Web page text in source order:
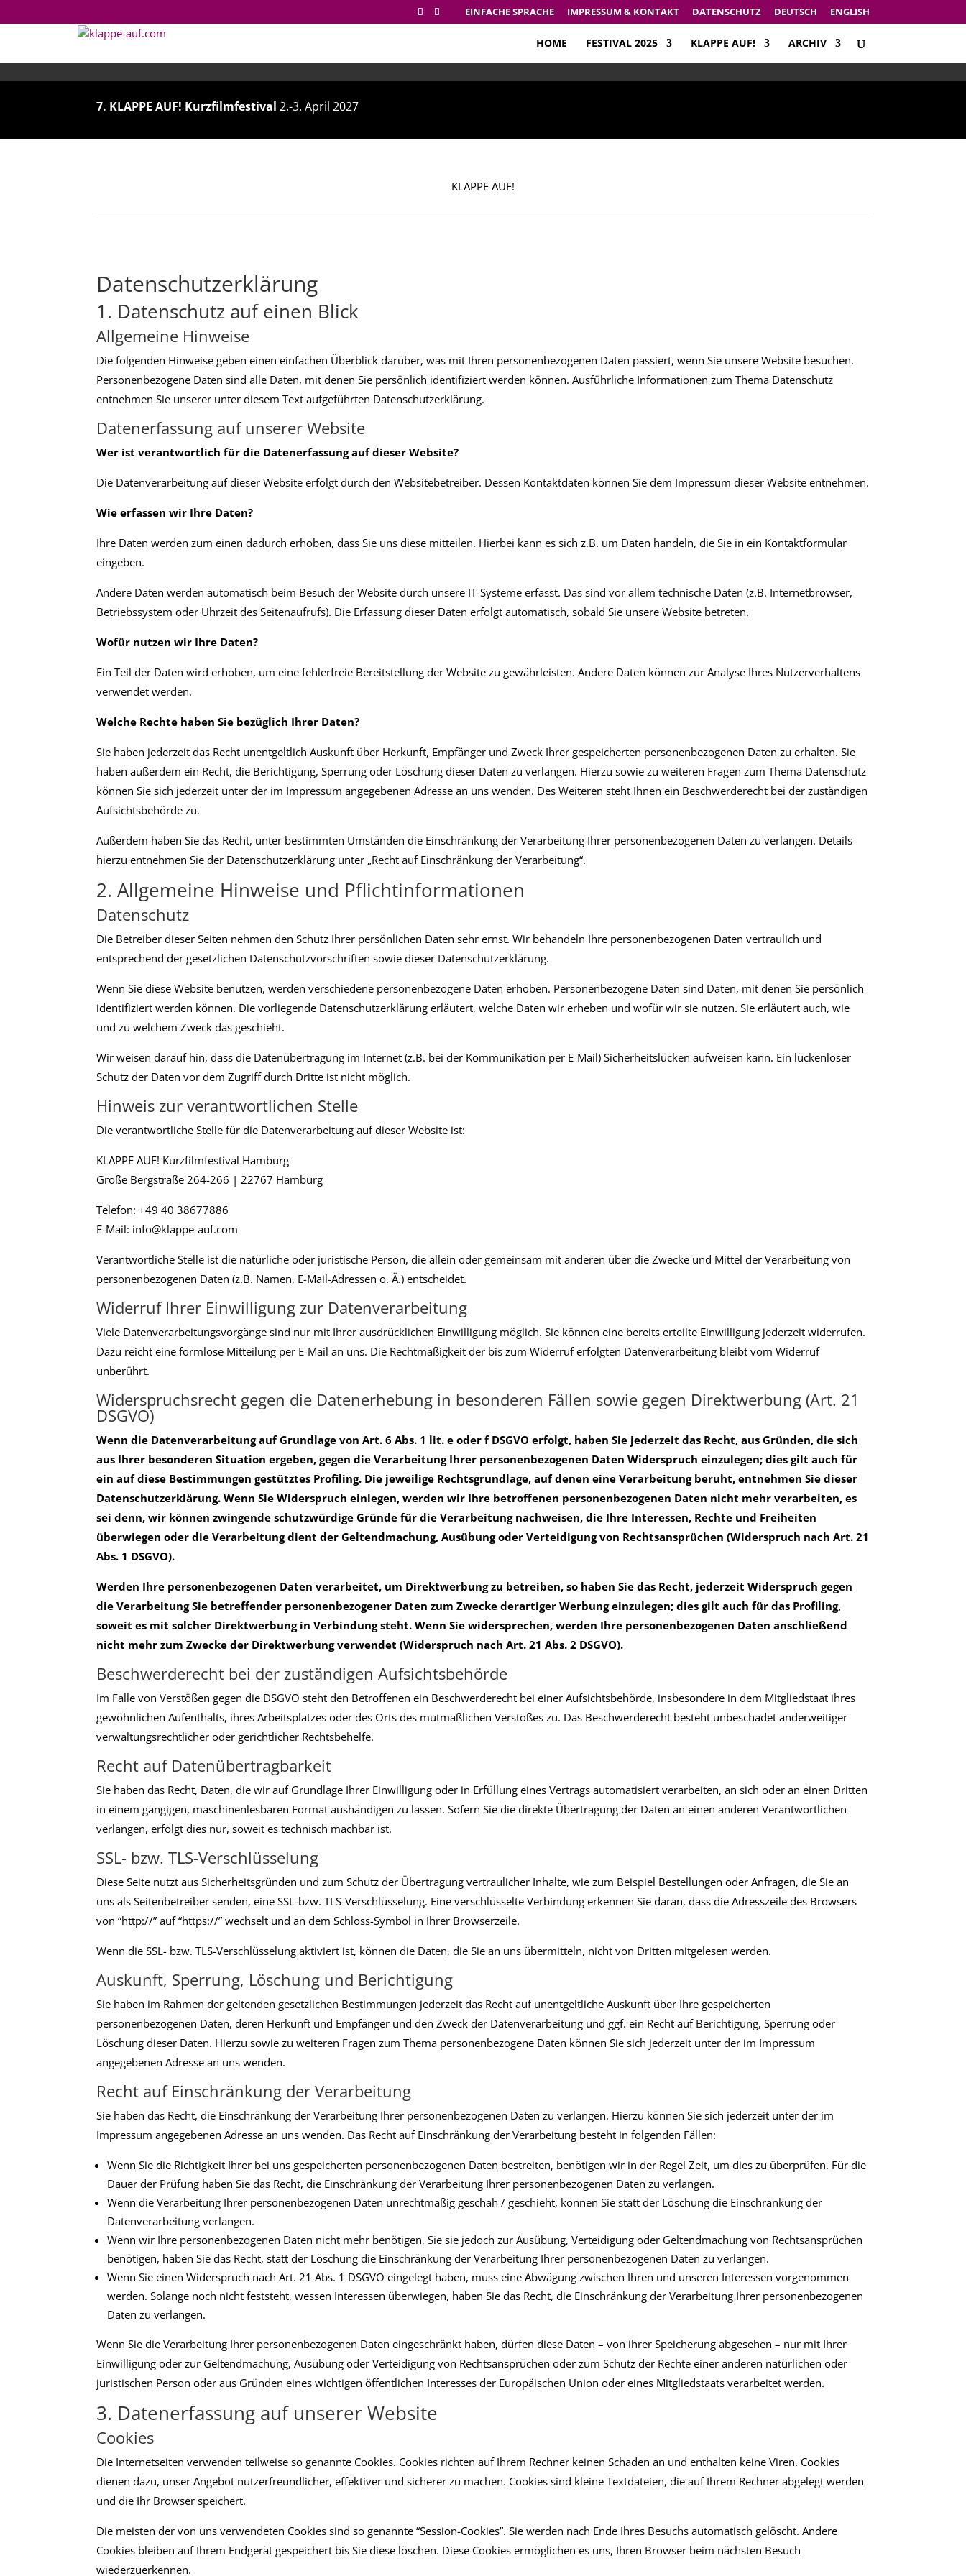
EINFACHE SPRACHE IMPRESSUM & KONTAKT DATENSCHUTZ DEUTSCH ENGLISH
HOME FESTIVAL 2025 KLAPPE AUF! ARCHIV
7. KLAPPE AUF! Kurzfilmfestival2.-3. April 2027
KLAPPE AUF!
Datenschutzerklärung
1. Datenschutz auf einen Blick
Allgemeine Hinweise
Die folgenden Hinweise geben einen einfachen Überblick darüber, was mit Ihren personenbezogenen Daten passiert, wenn Sie unsere Website besuchen.
Personenbezogene Daten sind alle Daten, mit denen Sie persönlich identifiziert werden können. Ausführliche Informationen zum Thema Datenschutz
entnehmen Sie unserer unter diesem Text aufgeführten Datenschutzerklärung.
Datenerfassung auf unserer Website
Wer ist verantwortlich für die Datenerfassung auf dieser Website?
Die Datenverarbeitung auf dieser Website erfolgt durch den Websitebetreiber. Dessen Kontaktdaten können Sie dem Impressum dieser Website entnehmen.
Wie erfassen wir Ihre Daten?
Ihre Daten werden zum einen dadurch erhoben, dass Sie uns diese mitteilen. Hierbei kann es sich z.B. um Daten handeln, die Sie in ein Kontaktformular
eingeben.
Andere Daten werden automatisch beim Besuch der Website durch unsere IT-Systeme erfasst. Das sind vor allem technische Daten (z.B. Internetbrowser,
Betriebssystem oder Uhrzeit des Seitenaufrufs). Die Erfassung dieser Daten erfolgt automatisch, sobald Sie unsere Website betreten.
Wofür nutzen wir Ihre Daten?
Ein Teil der Daten wird erhoben, um eine fehlerfreie Bereitstellung der Website zu gewährleisten. Andere Daten können zur Analyse Ihres Nutzerverhaltens
verwendet werden.
Welche Rechte haben Sie bezüglich Ihrer Daten?
Sie haben jederzeit das Recht unentgeltlich Auskunft über Herkunft, Empfänger und Zweck Ihrer gespeicherten personenbezogenen Daten zu erhalten. Sie
haben außerdem ein Recht, die Berichtigung, Sperrung oder Löschung dieser Daten zu verlangen. Hierzu sowie zu weiteren Fragen zum Thema Datenschutz
können Sie sich jederzeit unter der im Impressum angegebenen Adresse an uns wenden. Des Weiteren steht Ihnen ein Beschwerderecht bei der zuständigen
Aufsichtsbehörde zu.
Außerdem haben Sie das Recht, unter bestimmten Umständen die Einschränkung der Verarbeitung Ihrer personenbezogenen Daten zu verlangen. Details
hierzu entnehmen Sie der Datenschutzerklärung unter „Recht auf Einschränkung der Verarbeitung“.
2. Allgemeine Hinweise und Pflichtinformationen
Datenschutz
Die Betreiber dieser Seiten nehmen den Schutz Ihrer persönlichen Daten sehr ernst. Wir behandeln Ihre personenbezogenen Daten vertraulich und
entsprechend der gesetzlichen Datenschutzvorschriften sowie dieser Datenschutzerklärung.
Wenn Sie diese Website benutzen, werden verschiedene personenbezogene Daten erhoben. Personenbezogene Daten sind Daten, mit denen Sie persönlich
identifiziert werden können. Die vorliegende Datenschutzerklärung erläutert, welche Daten wir erheben und wofür wir sie nutzen. Sie erläutert auch, wie
und zu welchem Zweck das geschieht.
Wir weisen darauf hin, dass die Datenübertragung im Internet (z.B. bei der Kommunikation per E-Mail) Sicherheitslücken aufweisen kann. Ein lückenloser
Schutz der Daten vor dem Zugriff durch Dritte ist nicht möglich.
Hinweis zur verantwortlichen Stelle
Die verantwortliche Stelle für die Datenverarbeitung auf dieser Website ist:
KLAPPE AUF! Kurzfilmfestival Hamburg
Große Bergstraße 264-266 | 22767 Hamburg
Telefon: +49 40 38677886
E-Mail: info@klappe-auf.com
Verantwortliche Stelle ist die natürliche oder juristische Person, die allein oder gemeinsam mit anderen über die Zwecke und Mittel der Verarbeitung von
personenbezogenen Daten (z.B. Namen, E-Mail-Adressen o. Ä.) entscheidet.
Widerruf Ihrer Einwilligung zur Datenverarbeitung
Viele Datenverarbeitungsvorgänge sind nur mit Ihrer ausdrücklichen Einwilligung möglich. Sie können eine bereits erteilte Einwilligung jederzeit widerrufen.
Dazu reicht eine formlose Mitteilung per E-Mail an uns. Die Rechtmäßigkeit der bis zum Widerruf erfolgten Datenverarbeitung bleibt vom Widerruf
unberührt.
Widerspruchsrecht gegen die Datenerhebung in besonderen Fällen sowie gegen Direktwerbung (Art. 21
DSGVO)
Wenn die Datenverarbeitung auf Grundlage von Art. 6 Abs. 1 lit. e oder f DSGVO erfolgt, haben Sie jederzeit das Recht, aus Gründen, die sich
aus Ihrer besonderen Situation ergeben, gegen die Verarbeitung Ihrer personenbezogenen Daten Widerspruch einzulegen; dies gilt auch für
ein auf diese Bestimmungen gestütztes Profiling. Die jeweilige Rechtsgrundlage, auf denen eine Verarbeitung beruht, entnehmen Sie dieser
Datenschutzerklärung. Wenn Sie Widerspruch einlegen, werden wir Ihre betroffenen personenbezogenen Daten nicht mehr verarbeiten, es
sei denn, wir können zwingende schutzwürdige Gründe für die Verarbeitung nachweisen, die Ihre Interessen, Rechte und Freiheiten
überwiegen oder die Verarbeitung dient der Geltendmachung, Ausübung oder Verteidigung von Rechtsansprüchen (Widerspruch nach Art. 21
Abs. 1 DSGVO).
Werden Ihre personenbezogenen Daten verarbeitet, um Direktwerbung zu betreiben, so haben Sie das Recht, jederzeit Widerspruch gegen
die Verarbeitung Sie betreffender personenbezogener Daten zum Zwecke derartiger Werbung einzulegen; dies gilt auch für das Profiling,
soweit es mit solcher Direktwerbung in Verbindung steht. Wenn Sie widersprechen, werden Ihre personenbezogenen Daten anschließend
nicht mehr zum Zwecke der Direktwerbung verwendet (Widerspruch nach Art. 21 Abs. 2 DSGVO).
Beschwerderecht bei der zuständigen Aufsichtsbehörde
Im Falle von Verstößen gegen die DSGVO steht den Betroffenen ein Beschwerderecht bei einer Aufsichtsbehörde, insbesondere in dem Mitgliedstaat ihres
gewöhnlichen Aufenthalts, ihres Arbeitsplatzes oder des Orts des mutmaßlichen Verstoßes zu. Das Beschwerderecht besteht unbeschadet anderweitiger
verwaltungsrechtlicher oder gerichtlicher Rechtsbehelfe.
Recht auf Datenübertragbarkeit
Sie haben das Recht, Daten, die wir auf Grundlage Ihrer Einwilligung oder in Erfüllung eines Vertrags automatisiert verarbeiten, an sich oder an einen Dritten
in einem gängigen, maschinenlesbaren Format aushändigen zu lassen. Sofern Sie die direkte Übertragung der Daten an einen anderen Verantwortlichen
verlangen, erfolgt dies nur, soweit es technisch machbar ist.
SSL- bzw. TLS-Verschlüsselung
Diese Seite nutzt aus Sicherheitsgründen und zum Schutz der Übertragung vertraulicher Inhalte, wie zum Beispiel Bestellungen oder Anfragen, die Sie an
uns als Seitenbetreiber senden, eine SSL-bzw. TLS-Verschlüsselung. Eine verschlüsselte Verbindung erkennen Sie daran, dass die Adresszeile des Browsers
von “http://” auf “https://” wechselt und an dem Schloss-Symbol in Ihrer Browserzeile.
Wenn die SSL- bzw. TLS-Verschlüsselung aktiviert ist, können die Daten, die Sie an uns übermitteln, nicht von Dritten mitgelesen werden.
Auskunft, Sperrung, Löschung und Berichtigung
Sie haben im Rahmen der geltenden gesetzlichen Bestimmungen jederzeit das Recht auf unentgeltliche Auskunft über Ihre gespeicherten
personenbezogenen Daten, deren Herkunft und Empfänger und den Zweck der Datenverarbeitung und ggf. ein Recht auf Berichtigung, Sperrung oder
Löschung dieser Daten. Hierzu sowie zu weiteren Fragen zum Thema personenbezogene Daten können Sie sich jederzeit unter der im Impressum
angegebenen Adresse an uns wenden.
Recht auf Einschränkung der Verarbeitung
Sie haben das Recht, die Einschränkung der Verarbeitung Ihrer personenbezogenen Daten zu verlangen. Hierzu können Sie sich jederzeit unter der im
Impressum angegebenen Adresse an uns wenden. Das Recht auf Einschränkung der Verarbeitung besteht in folgenden Fällen:
Wenn Sie die Richtigkeit Ihrer bei uns gespeicherten personenbezogenen Daten bestreiten, benötigen wir in der Regel Zeit, um dies zu überprüfen. Für die
Dauer der Prüfung haben Sie das Recht, die Einschränkung der Verarbeitung Ihrer personenbezogenen Daten zu verlangen.
Wenn die Verarbeitung Ihrer personenbezogenen Daten unrechtmäßig geschah / geschieht, können Sie statt der Löschung die Einschränkung der
Datenverarbeitung verlangen.
Wenn wir Ihre personenbezogenen Daten nicht mehr benötigen, Sie sie jedoch zur Ausübung, Verteidigung oder Geltendmachung von Rechtsansprüchen
benötigen, haben Sie das Recht, statt der Löschung die Einschränkung der Verarbeitung Ihrer personenbezogenen Daten zu verlangen.
Wenn Sie einen Widerspruch nach Art. 21 Abs. 1 DSGVO eingelegt haben, muss eine Abwägung zwischen Ihren und unseren Interessen vorgenommen
werden. Solange noch nicht feststeht, wessen Interessen überwiegen, haben Sie das Recht, die Einschränkung der Verarbeitung Ihrer personenbezogenen
Daten zu verlangen.
Wenn Sie die Verarbeitung Ihrer personenbezogenen Daten eingeschränkt haben, dürfen diese Daten – von ihrer Speicherung abgesehen – nur mit Ihrer
Einwilligung oder zur Geltendmachung, Ausübung oder Verteidigung von Rechtsansprüchen oder zum Schutz der Rechte einer anderen natürlichen oder
juristischen Person oder aus Gründen eines wichtigen öffentlichen Interesses der Europäischen Union oder eines Mitgliedstaats verarbeitet werden.
3. Datenerfassung auf unserer Website
Cookies
Die Internetseiten verwenden teilweise so genannte Cookies. Cookies richten auf Ihrem Rechner keinen Schaden an und enthalten keine Viren. Cookies
dienen dazu, unser Angebot nutzerfreundlicher, effektiver und sicherer zu machen. Cookies sind kleine Textdateien, die auf Ihrem Rechner abgelegt werden
und die Ihr Browser speichert.
Die meisten der von uns verwendeten Cookies sind so genannte “Session-Cookies”. Sie werden nach Ende Ihres Besuchs automatisch gelöscht. Andere
Cookies bleiben auf Ihrem Endgerät gespeichert bis Sie diese löschen. Diese Cookies ermöglichen es uns, Ihren Browser beim nächsten Besuch
wiederzuerkennen.